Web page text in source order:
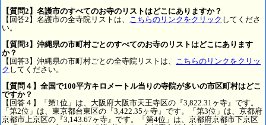
【質問2】名護市のすべてのお寺のリストはどこにありますか？
【回答2】名護市の全寺院リストは、 こちらのリンクをクリック してくださ
い。
【質問3】沖縄県の市町村ごとのすべてのお寺のリストはどこにあります
か？
【回答3】沖縄県の市町村ごとの全寺院リストは、 こちらのリンクをクリッ
ク してください。
【質問４】全国で100平方キロメートル当りの寺院が多いの市区町村はどこ
ですか？
【回答４】「第1位」は、大阪府大阪市天王寺区の『3,822.31ヶ寺』です。
「第2位」は、東京都台東区の『3,422.35ヶ寺』です。「第3位」は、京都府
京都市上京区の『3,143.67ヶ寺』です。「第4位」は、京都府京都市下京区